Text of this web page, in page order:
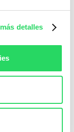
detalles
empleados.
intrínsecamente
Por eso,
no solo es una
la manera
nuestras vidas